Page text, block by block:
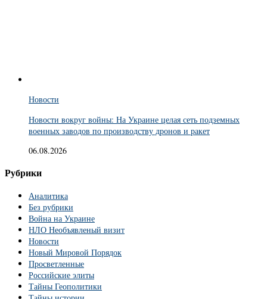
Новости
Новости вокруг войны: На Украине целая сеть подземных
военных заводов по производству дронов и ракет
06.08.2026
Рубрики
Аналитика
Без рубрики
Война на Украине
НЛО Необъявленый визит
Новости
Новый Мировой Порядок
Просветленные
Российские элиты
Тайны Геополитики